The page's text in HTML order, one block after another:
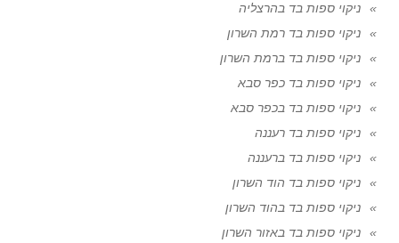
ניקוי ספות בד בהרצליה
ניקוי ספות בד רמת השרון
ניקוי ספות בד ברמת השרון
ניקוי ספות בד כפר סבא
ניקוי ספות בד בכפר סבא
ניקוי ספות בד רעננה
ניקוי ספות בד ברעננה
ניקוי ספות בד הוד השרון
ניקוי ספות בד בהוד השרון
ניקוי ספות בד באזור השרון